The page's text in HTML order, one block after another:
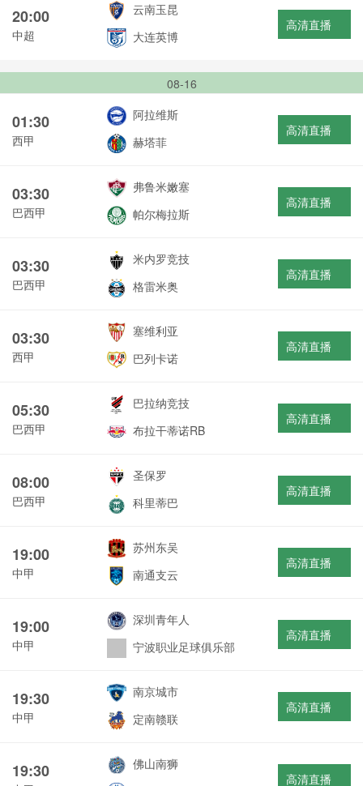
20:00
中超
云南玉昆
大连英博
高清直播
08-16
01:30
西甲
阿拉维斯
赫塔菲
高清直播
03:30
巴西甲
弗鲁米嫩塞
帕尔梅拉斯
高清直播
03:30
巴西甲
米内罗竞技
格雷米奥
高清直播
03:30
西甲
塞维利亚
巴列卡诺
高清直播
05:30
巴西甲
巴拉纳竞技
布拉干蒂诺RB
高清直播
08:00
巴西甲
圣保罗
科里蒂巴
高清直播
19:00
中甲
苏州东吴
南通支云
高清直播
19:00
中甲
深圳青年人
宁波职业足球俱乐部
高清直播
19:30
中甲
南京城市
定南赣联
高清直播
19:30
佛山南狮
高清直播